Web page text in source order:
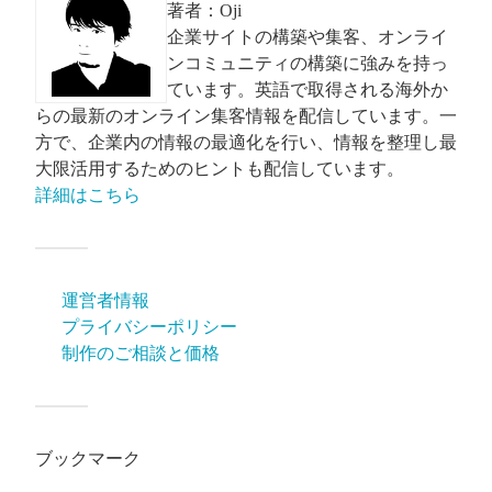
著者：Oji
企業サイトの構築や集客、オンライ
ンコミュニティの構築に強みを持っ
ています。英語で取得される海外か
らの最新のオンライン集客情報を配信しています。一
方で、企業内の情報の最適化を行い、情報を整理し最
大限活用するためのヒントも配信しています。
詳細はこちら
運営者情報
プライバシーポリシー
制作のご相談と価格
ブックマーク